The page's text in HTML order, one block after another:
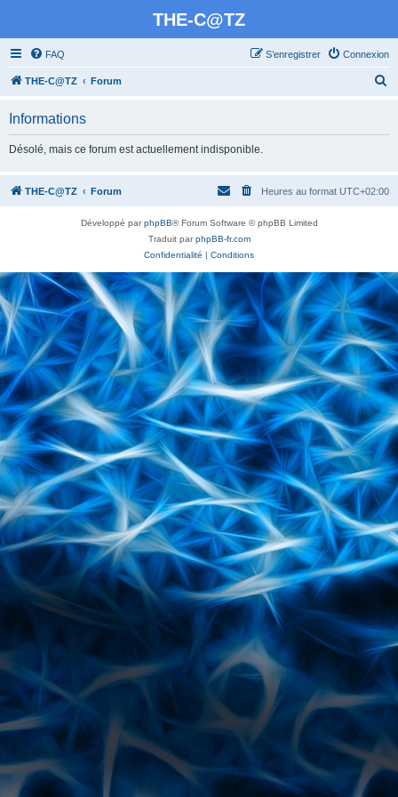
THE-C@TZ
FAQ Connexion
S’enregistrer
THE-C@TZ Forum
r
c
r
Informations
Désolé, mais ce forum est actuellement indisponible.
THE-C@TZ Forum Heures au format UTC+02:00
Développé parphpBB® Forum Software © phpBB Limited
Traduit parphpBB-fr.com
Confidentialité | Conditions